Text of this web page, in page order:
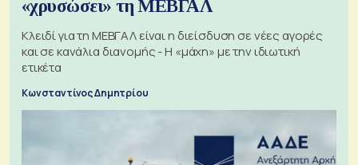
«χρυσώσει» τη ΜΕΒΓΑΛ
Κλειδί για τη ΜΕΒΓΑΛ είναι η διείσδυση σε νέες αγορές
και σε κανάλια διανομής - Η «μάχη» με την ιδιωτική
ετικέτα
Κωνσταντίνος Δημητρίου